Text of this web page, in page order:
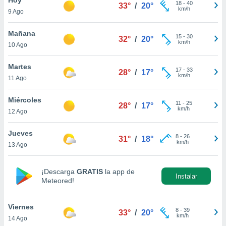
en
más
nuestra
de
aceptar
de
9 Ago
33° / 20° 18- 40
km/h
Mañana
10 Ago
32° / 20° 15- 30
km/h
Martes
11 Ago
28° / 17° 17- 33
km/h
Miércoles
12 Ago
28° / 17° 11 - 25
km/h
Jueves
13 Ago
31° / 18° 8- 26
km/h
¡Descarga GRATIS la app de
Meteored!
Instalar
Viernes
14 Ago
33° / 20° 8- 39
km/h